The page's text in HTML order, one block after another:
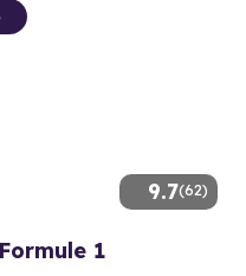
9.7(62)
1